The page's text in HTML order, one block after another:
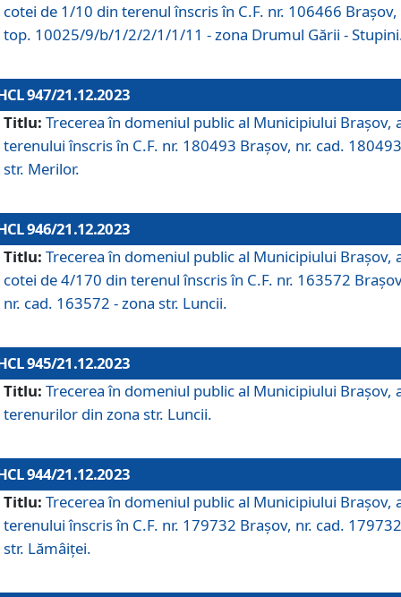
cotei de 1/10 din terenul înscris în C.F. nr. 106466 Brașov,
top. 10025/9/b/1/2/2/1/1/11 - zona Drumul Gării -
947/21.12.2023
Titlu: Trecerea în domeniul public al Municipiului Braşov,
terenului înscris în C.F. nr. 180493 Brașov, nr. cad.
str. Merilor.
946/21.12.2023
Titlu: Trecerea în domeniul public al Municipiului Braşov,
cotei de 4/170 din terenul înscris în C.F. nr. 163572
nr. cad. 163572 - zona str. Luncii.
945/21.12.2023
Titlu: Trecerea în domeniul public al Municipiului Braşov,
terenurilor din zona str. Luncii.
944/21.12.2023
Titlu: Trecerea în domeniul public al Municipiului Braşov,
terenului înscris în C.F. nr. 179732 Brașov, nr. cad.
str. Lămâiței.